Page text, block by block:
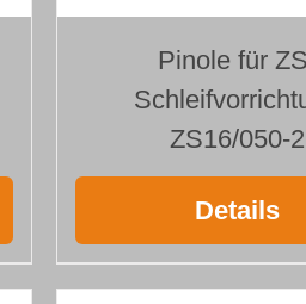
Pinole für
ZS16/050-2
Details